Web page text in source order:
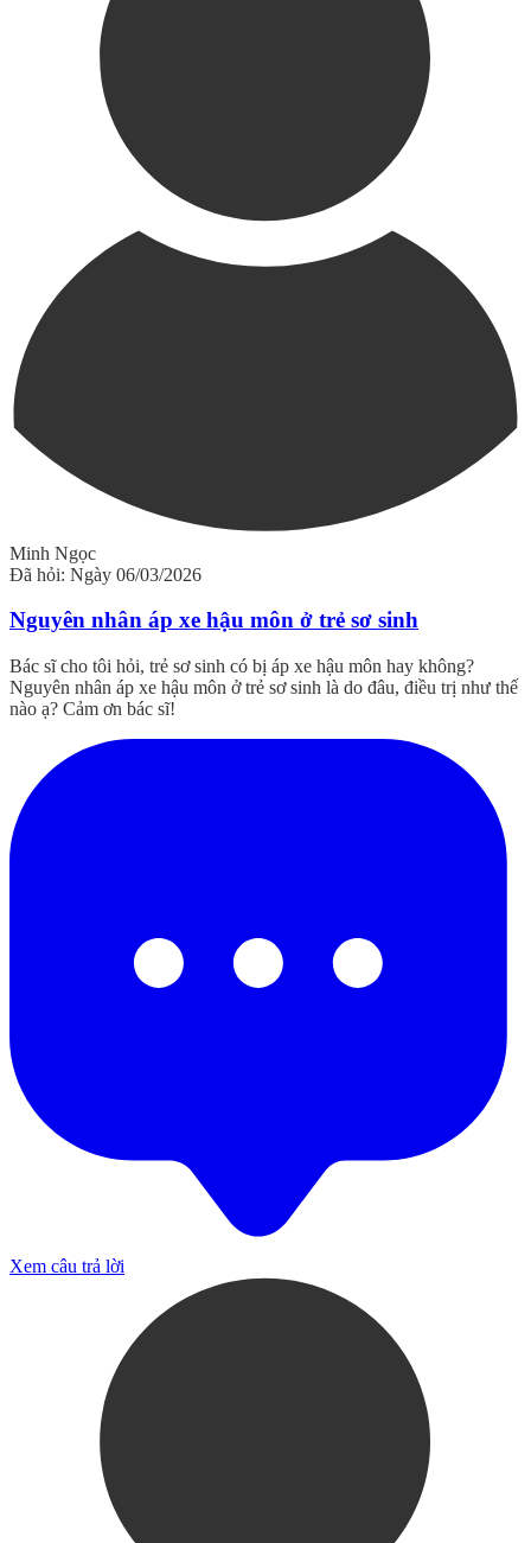
Minh Ngọc
Đã hỏi: Ngày 06/03/2026
Nguyên nhân áp xe hậu môn ở trẻ sơ sinh
Bác sĩ cho tôi hỏi, trẻ sơ sinh có bị áp xe hậu môn hay không?
Nguyên nhân áp xe hậu môn ở trẻ sơ sinh là do đâu, điều trị như thế
nào ạ? Cảm ơn bác sĩ!
Xem câu trả lời